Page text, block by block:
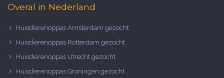
Overal in Nederland
Huisdierenoppas Amsterdam gezocht
Huisdierenoppas Rotterdam gezocht
Huisdierenoppas Utrecht gezocht
Huisdierenoppas Groningen gezocht